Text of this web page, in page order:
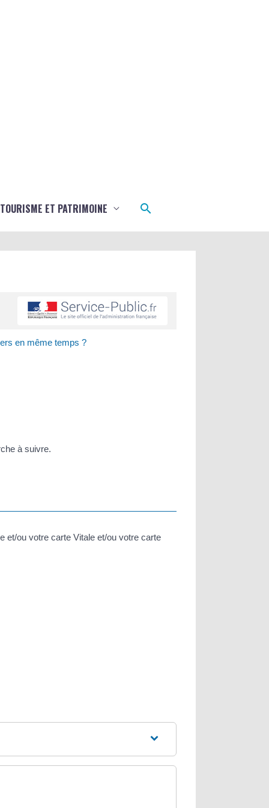
TOURISME ET PATRIMOINE Rechercher
en même temps ?
à suivre.
et/ou votre carte Vitale et/ou votre carte